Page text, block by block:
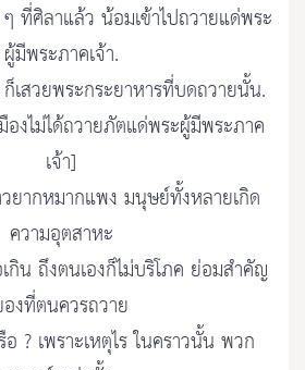
ที่ศิลาแล้ว น้อมเข้าไปถวายแด่พระ
ผู้มีพระภาคเจ้า.
เสวยพระกระยาหารที่บดถวายนั้น.
งไม่ได้ถวายภัตแด่พระผู้มีพระภาค
เจ้า]
วยากหมากแพง มนุษย์ทั้งหลายเกิด
ความอุตสาหะ
น ถึงตนเองก็ไม่บริโภค ย่อมสำคัญ
งที่ตนควรถวาย
? เพราะเหตุไร ในคราวนั้น พวก